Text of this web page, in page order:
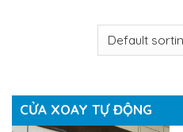
CỬA XOAY TỰ ĐỘNG